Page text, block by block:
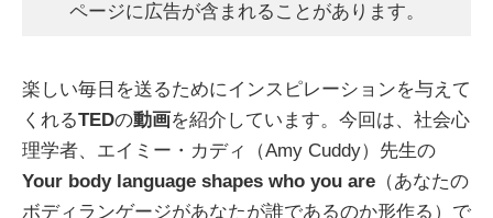
ページに広告が含まれることがあります。
楽しい毎日を送るためにインスピレーションを与えて
くれるTEDの動画を紹介しています。今回は、社会心
理学者、エイミー・カディ（Amy Cuddy）先生の
Your body language shapes who you are （あなたの
ボディランゲージがあなたが誰であるのか形作る）で